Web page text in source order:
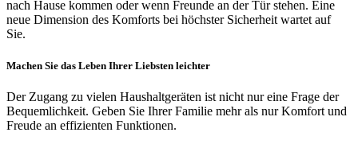
nach Hause kommen oder wenn Freunde an der Tür stehen. Eine
neue Dimension des Komforts bei höchster Sicherheit wartet auf
Sie.
Machen Sie das Leben Ihrer Liebsten leichter
Der Zugang zu vielen Haushaltgeräten ist nicht nur eine Frage der
Bequemlichkeit. Geben Sie Ihrer Familie mehr als nur Komfort und
Freude an effizienten Funktionen.